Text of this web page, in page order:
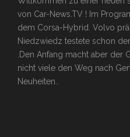
von Car-News.TV ! Im
dem Corsa-Hybrid. Volvo
Niedzwiedz testete schon
.Den Anfang macht aber der
nicht viele den Weg nach
Neuheiten..